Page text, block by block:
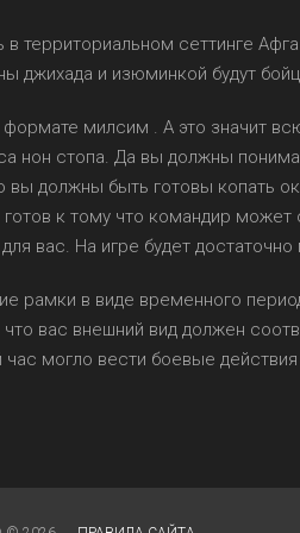
в территориальном сеттинге
джихада и изюминкой будут
формате милсим . А это значит
нон стопа. Да вы должны
вы должны быть готовы копать
к тому что командир может
вас. На игре будет
рамки в виде временного
вас внешний вид должен
час могло вести боевые